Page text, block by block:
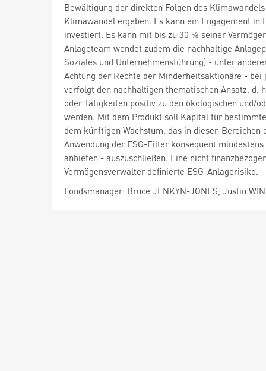
Bewältigung der direkten Folgen des
Klimawandel ergeben. Es kann ein Engagement
investiert. Es kann mit bis zu 30 % seiner
Anlageteam wendet zudem die nachhaltige
Soziales und Unternehmensführung) - unter
Achtung der Rechte der Minderheitsaktionäre -
verfolgt den nachhaltigen thematischen Ansatz, d.
oder Tätigkeiten positiv zu den ökologischen und/
werden. Mit dem Produkt soll Kapital für
dem künftigen Wachstum, das in diesen
Anwendung der ESG-Filter konsequent
anbieten - auszuschließen. Eine nicht
Vermögensverwalter definierte ESG-Anlagerisiko.
Fondsmanager: Bruce JENKYN-JONES, Justin